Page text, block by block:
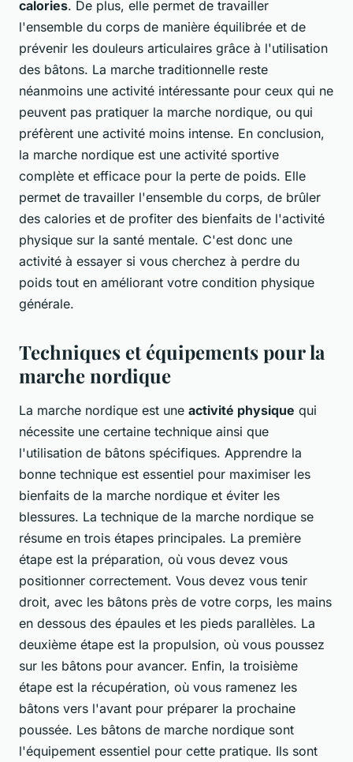
calories. De plus, elle permet de travailler
l'ensemble du corps de manière équilibrée et de
prévenir les douleurs articulaires grâce à l'utilisation
des bâtons. La marche traditionnelle reste
néanmoins une activité intéressante pour ceux qui ne
peuvent pas pratiquer la marche nordique, ou qui
préfèrent une activité moins intense. En conclusion,
la marche nordique est une activité sportive
complète et efficace pour la perte de poids. Elle
permet de travailler l'ensemble du corps, de brûler
des calories et de profiter des bienfaits de l'activité
physique sur la santé mentale. C'est donc une
activité à essayer si vous cherchez à perdre du
poids tout en améliorant votre condition physique
générale.
Techniques et équipements pour la
marche nordique
La marche nordique est une activité physique qui
nécessite une certaine technique ainsi que
l'utilisation de bâtons spécifiques. Apprendre la
bonne technique est essentiel pour maximiser les
bienfaits de la marche nordique et éviter les
blessures. La technique de la marche nordique se
résume en trois étapes principales. La première
étape est la préparation, où vous devez vous
positionner correctement. Vous devez vous tenir
droit, avec les bâtons près de votre corps, les mains
en dessous des épaules et les pieds parallèles. La
deuxième étape est la propulsion, où vous poussez
sur les bâtons pour avancer. Enfin, la troisième
étape est la récupération, où vous ramenez les
bâtons vers l'avant pour préparer la prochaine
poussée. Les bâtons de marche nordique sont
l'équipement essentiel pour cette pratique. Ils sont